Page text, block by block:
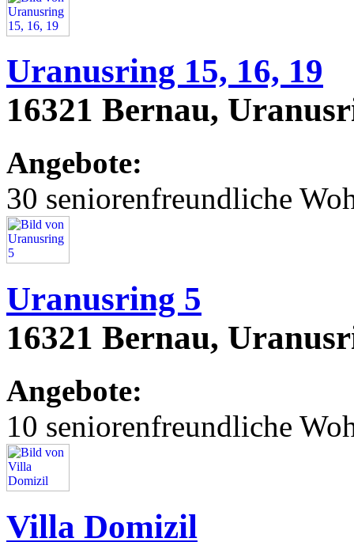
Uranusring 15, 16, 19
16321 Bernau,
Angebote:
30 seniorenfreundliche
Uranusring 5
16321 Bernau,
Angebote:
10 seniorenfreundliche
Villa Domizil